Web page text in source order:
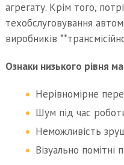
агрегату. Крім того,
техобслуговування
виробників
Ознаки низького рівня
Нерівномірне
Шум під час
Неможливість
Візуально помітні